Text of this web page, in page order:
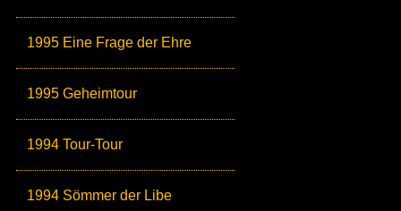
1995 Eine Frage der Ehre
1995 Geheimtour
1994 Tour-Tour
1994 Sömmer der Libe